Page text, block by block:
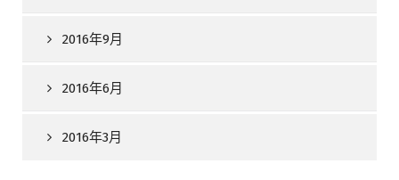
2016年9月
2016年6月
2016年3月